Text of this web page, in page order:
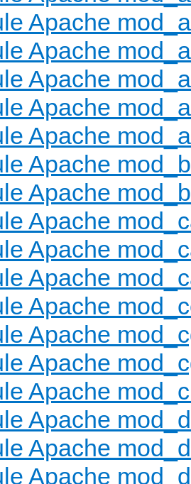
Apache
Apache
Apache
Apache
Apache
Apache
Apache
Apache
Apache
Apache
Apache
Apache
Apache
Apache
Apache
Apache
Apache